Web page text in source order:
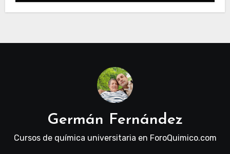
Estructural, Revolución Industrial
Germán Fernández
Cursos de química universitaria en ForoQuimico.com